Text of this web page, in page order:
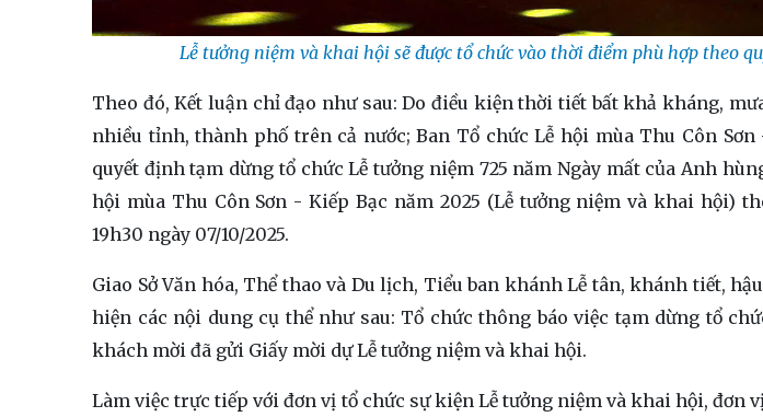
Lễ tưởng niệm và khai hội sẽ được tổ chức vào thời điểm phù hợp theo
Theo đó, Kết luận chỉ đạo như sau: Do điều kiện thời tiết bất khả kháng,
nhiều tỉnh, thành phố trên cả nước; Ban Tổ chức Lễ hội mùa Thu Côn
quyết định tạm dừng tổ chức Lễ tưởng niệm 725 năm Ngày mất của Anh
hội mùa Thu Côn Sơn - Kiếp Bạc năm 2025 (Lễ tưởng niệm và khai hội)
19h30 ngày 07/10/2025.
Giao Sở Văn hóa, Thể thao và Du lịch, Tiểu ban khánh Lễ tân, khánh tiết,
hiện các nội dung cụ thể như sau: Tổ chức thông báo việc tạm dừng tổ
khách mời đã gửi Giấy mời dự Lễ tưởng niệm và khai hội.
Làm việc trực tiếp với đơn vị tổ chức sự kiện Lễ tưởng niệm và khai hội, đơn